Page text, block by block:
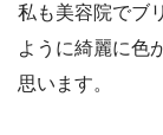
私も美容院でブ
ように綺麗に色
思います。